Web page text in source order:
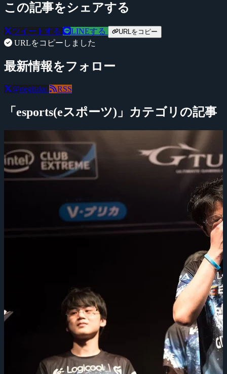
この記事をシェアする
ツイートする LINEする URLをコピー
URLをコピーしました
最新情報をフォロー
@negitaku RSS
「esports(eスポーツ)」カテゴリの記事